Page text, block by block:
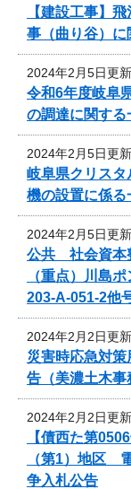
【建設工事】
事（曲り谷）
2024年2月5日更新
令和6年度岐阜
の調達に関す
2024年2月5日更新
岐阜県クリス
機の設置に係
2024年2月5日更新
公共 社会資本
（重点）川島
203-A-051-2他
2024年2月2日更新
災害時応急対
告（美濃土木事
2024年2月2日更新
【債西た第
（第1）地区
争入札公告